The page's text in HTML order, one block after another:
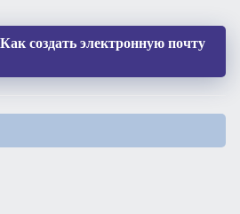
создать электронную почту